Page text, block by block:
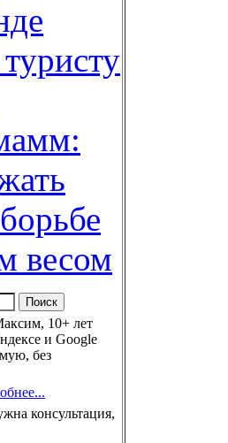
весом
10+ лет
и Google
без
консультация,